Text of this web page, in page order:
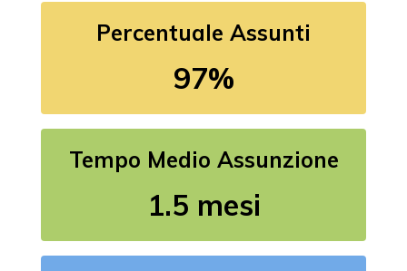
Percentuale Assunti
97%
Tempo Medio Assunzione
1.5 mesi